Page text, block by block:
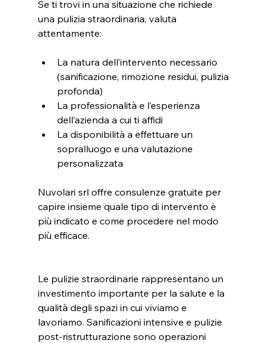
Se ti trovi in una situazione che richiede
una pulizia straordinaria, valuta
attentamente:
La natura dell’intervento necessario
(sanificazione, rimozione residui, pulizia
profonda)
La professionalità e l’esperienza
dell’azienda a cui ti affidi
La disponibilità a effettuare un
sopralluogo e una valutazione
personalizzata
Nuvolari srl offre consulenze gratuite per
capire insieme quale tipo di intervento è
più indicato e come procedere nel modo
più efficace.
Le pulizie straordinarie rappresentano un
investimento importante per la salute e la
qualità degli spazi in cui viviamo e
lavoriamo. Sanificazioni intensive e pulizie
post-ristrutturazione sono operazioni